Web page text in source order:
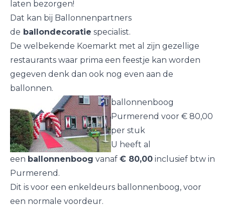
laten bezorgen!
Dat kan bij Ballonnenpartners
de ballondecoratie specialist.
De welbekende Koemarkt met al zijn gezellige
restaurants waar prima een feestje kan worden
gegeven denk dan ook nog even aan de
ballonnen.
ballonnenboog
Purmerend voor € 80,00
per stuk
U heeft al
een ballonnenboog vanaf € 80,00 inclusief btw in
Purmerend.
Dit is voor een enkeldeurs ballonnenboog, voor
een normale voordeur.